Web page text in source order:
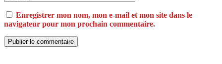
Enregistrer mon nom, mon e-mail et mon site dans le
navigateur pour mon prochain commentaire.